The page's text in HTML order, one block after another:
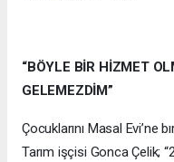
“BÖYLE BİR HİZMET
GELEMEZDİM”
Çocuklarını Masal Evi’ne
Tarım işçisi Gonca Çelik;